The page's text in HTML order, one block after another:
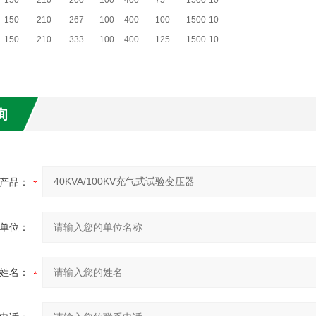
150
210 267 100 400 100 1500 10
150
210 333 100 400 125 1500 10
产品：
位：
名：